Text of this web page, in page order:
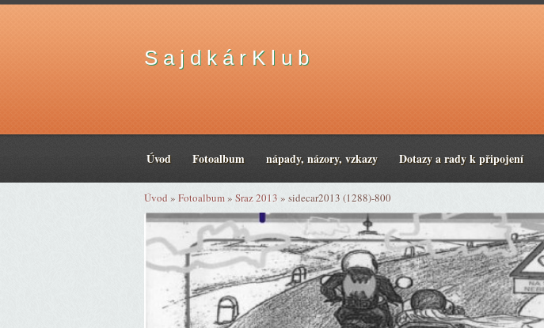
S a j d k á r K l u b
Úvod Fotoalbum nápady, názory, vzkazy Dotazy a rady k připojení
Úvod » Fotoalbum» Sraz 2013 » sidecar2013 (1288)-800